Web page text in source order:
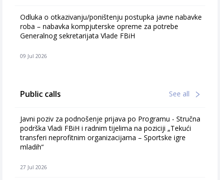
Odluka o otkazivanju/poništenju postupka javne nabavke
roba – nabavka kompjuterske opreme za potrebe
Generalnog sekretarijata Vlade FBiH
09 Jul 2026
Public calls See all
Javni poziv za podnošenje prijava po Programu - Stručna
podrška Vladi FBiH i radnim tijelima na poziciji „Tekući
transferi neprofitnim organizacijama – Sportske igre
mladih“
27 Jul 2026